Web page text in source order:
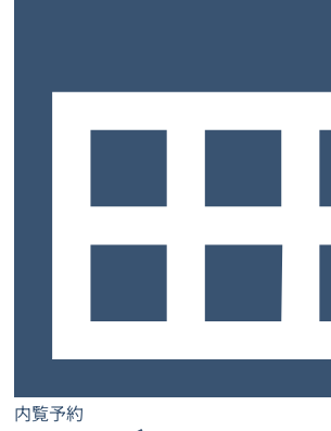
内覧予約
よくあるご質問
レンタルオフィス